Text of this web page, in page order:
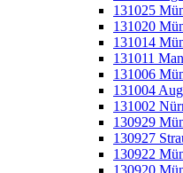
131025
131020
131014
131011
131006
131004
131002
130929
130927
130922
130920